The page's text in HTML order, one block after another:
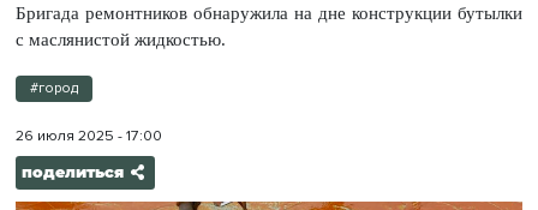
Бригада ремонтников обнаружила на дне конструкции бутылки
с маслянистой жидкостью.
#город
26 июля 2025 - 17:00
поделиться